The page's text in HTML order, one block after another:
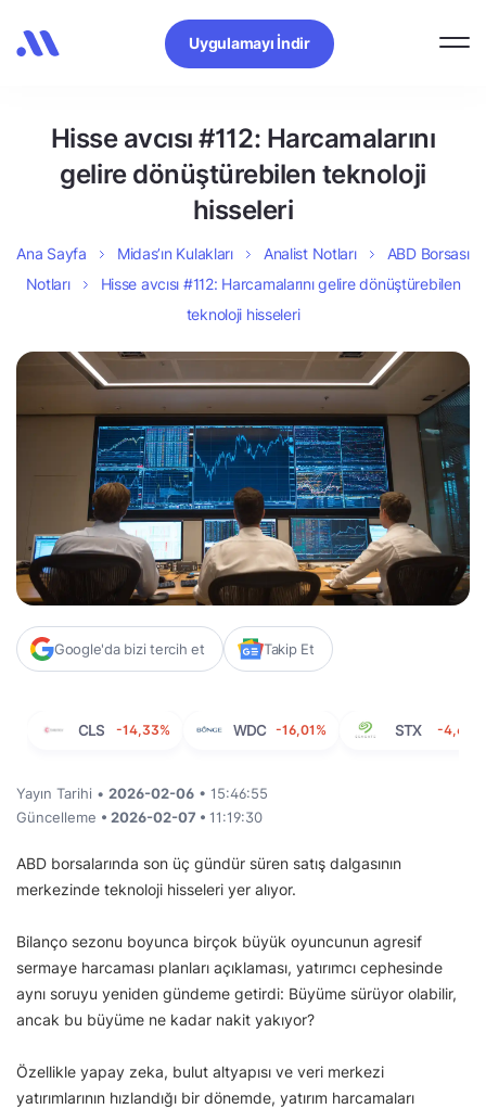
Uygulamayı İndir
Hisse avcısı #112: Harcamalarını
gelire dönüştürebilen teknoloji
hisseleri
Ana Sayfa Midas’ın Kulakları Analist Notları
ABD Borsası
Notları
Hisse avcısı #112: Harcamalarını gelire dönüştürebilen
teknoloji hisseleri
Google'da bizi tercih et Takip Et
CLS -14,33% WDC -16,01% STX -4,67%
Yayın Tarihi • 2026-02-06 • 15:46:55
Güncelleme • 2026-02-07 • 11:19:30
ABD borsalarında son üç gündür süren satış dalgasının
merkezinde teknoloji hisseleri yer alıyor.
Bilanço sezonu boyunca birçok büyük oyuncunun agresif
sermaye harcaması planları açıklaması, yatırımcı cephesinde
aynı soruyu yeniden gündeme getirdi: Büyüme sürüyor olabilir,
ancak bu büyüme ne kadar nakit yakıyor?
Özellikle yapay zeka, bulut altyapısı ve veri merkezi
yatırımlarının hızlandığı bir dönemde, yatırım harcamaları